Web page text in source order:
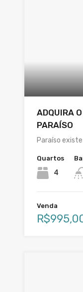
ADQUIRA
PARAÍSO
Paraíso
Quartos
4
Venda